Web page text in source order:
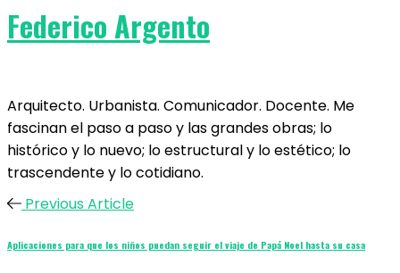
Federico Argento
Arquitecto. Urbanista. Comunicador. Docente. Me
fascinan el paso a paso y las grandes obras; lo
histórico y lo nuevo; lo estructural y lo estético; lo
trascendente y lo cotidiano.
Previous Article
Aplicaciones para que los niños puedan seguir el viaje de Papá Noel hasta su casa